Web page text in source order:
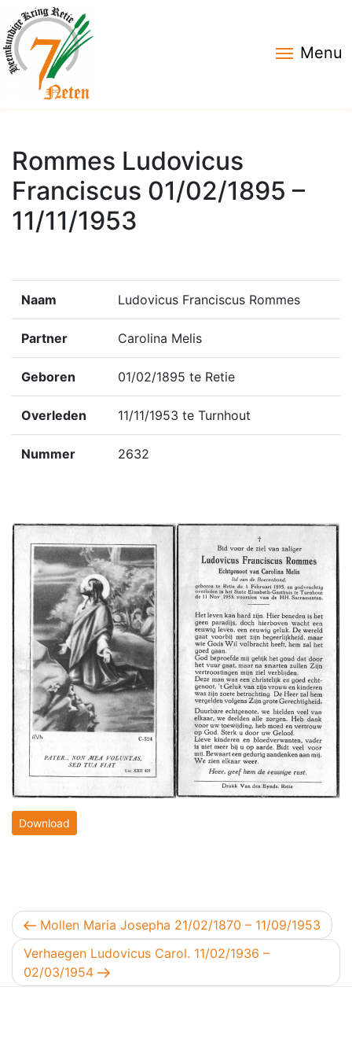
Menu
Rommes Ludovicus
Franciscus 01/02/1895 –
11/11/1953
Naam Ludovicus Franciscus Rommes
Partner Carolina Melis
Geboren 01/02/1895 te Retie
Overleden 11/11/1953 te Turnhout
Nummer 2632
Download
Berichtnavigatie
Vorig bericht
Mollen Maria Josepha 21/02/1870 – 11/09/1953
Volgend bericht
Verhaegen Ludovicus Carol. 11/02/1936 –
02/03/1954